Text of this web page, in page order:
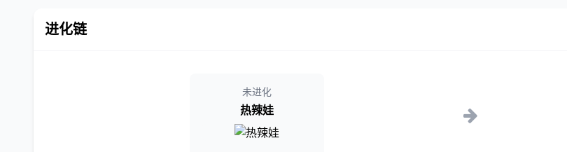
进化链
未进化
热辣娃